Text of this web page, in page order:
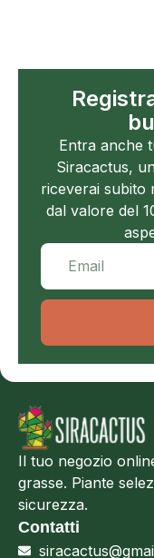
Entra anche
Siracactus,
riceverai subito
dal valore del
Il tuo negozio
grasse. Piante
sicurezza.
Contatti